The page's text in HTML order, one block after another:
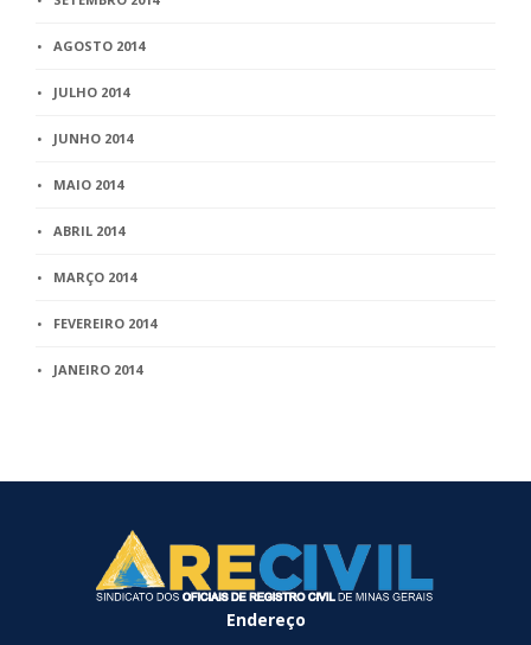
AGOSTO 2014
JULHO 2014
JUNHO 2014
MAIO 2014
ABRIL 2014
MARÇO 2014
FEVEREIRO 2014
JANEIRO 2014
Endereço